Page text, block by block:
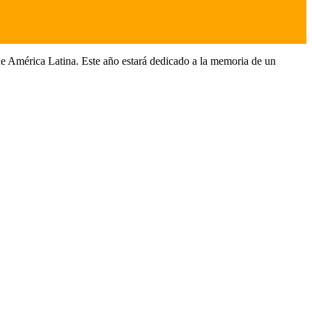
Latina. Este año estará dedicado a la memoria de un